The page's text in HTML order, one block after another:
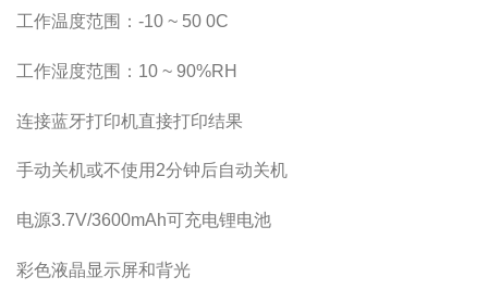
工作温度范围：-10 ~ 50 0C
工作湿度范围：10 ~ 90%RH
连接蓝牙打印机直接打印结果
手动关机或不使用2分钟后自动关机
电源3.7V/3600mAh可充电锂电池
彩色液晶显示屏和背光